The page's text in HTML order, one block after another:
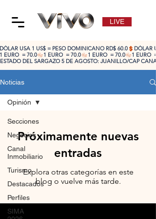
LIVE
ESTADO DEL SARGAZO 5 DE AGOSTO: JUANILLO/CAP
DÓLAR USA 1 US$ = PESO DOMINICANO RD$ 60.0
1 EURO  = 70.0
Noticias
Secciones
Negocios
Canal
Inmobiliario
Turismo
Destacados
Perfiles
SIMA
Opinión
Próximamente nuevas
entradas
Explora otras categorías en este
blog o vuelve más tarde.